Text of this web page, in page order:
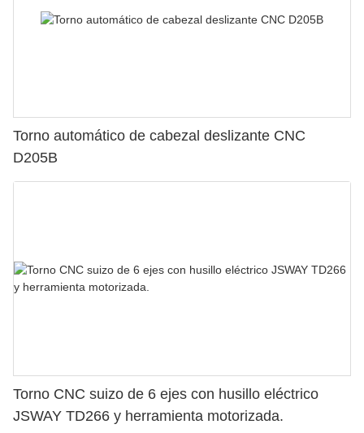
Torno automático de cabezal deslizante CNC
D205B
Torno CNC suizo de 6 ejes con husillo eléctrico
JSWAY TD266 y herramienta motorizada.